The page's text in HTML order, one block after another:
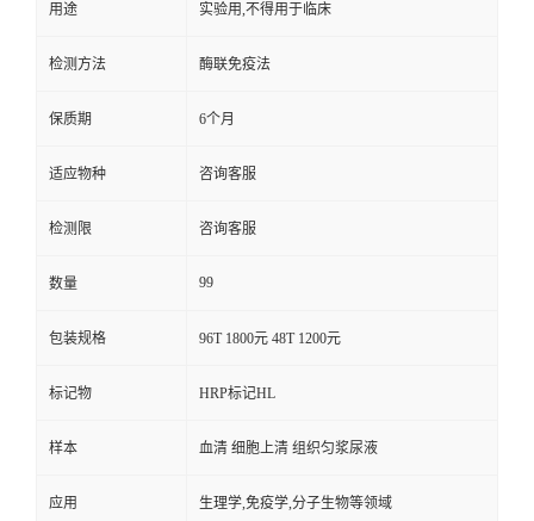
用途 实验用,不得用于临床
检测方法 酶联免疫法
保质期 6个月
适应物种 咨询客服
检测限 咨询客服
数量 99
包装规格 96T 1800元 48T 1200元
标记物 HRP标记HL
样本 血清 细胞上清 组织匀浆尿液
应用 生理学,免疫学,分子生物等领域